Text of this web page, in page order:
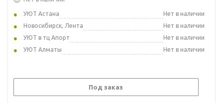
УЮТ Астана
Нет в наличии
Новосибирск, Лента
Нет в наличии
УЮТ в тц Апорт
Нет в наличии
УЮТ Алматы
Нет в наличии
Под заказ